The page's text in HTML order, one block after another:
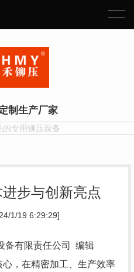
制生产厂家
的专用铆压设备
步与创新亮点
1/19 6:29:29]
备有限责任公司 编辑
，在精密加工、生产效率